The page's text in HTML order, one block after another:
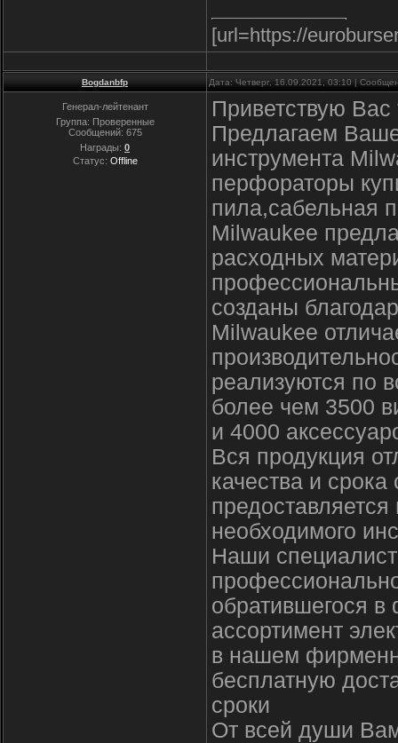
[url=https://
Bogdanbfp Дата: Четверг, 16.09.2021, 03:10 |
Генерал-лейтенант
Группа: Проверенные
Сообщений: 675
Награды: 0
Статус: Offline
Приветствую
Предлагаем
инструмента
перфораторы
пила,сабельная
Milwaukee
расходных
созданы
Milwaukee
реализуются по
более чем 3500
и 4000
Вся продукция
качества и
необходимого
Наши
обратившегося
ассортимент
в нашем
бесплатную
сроки
От всей души